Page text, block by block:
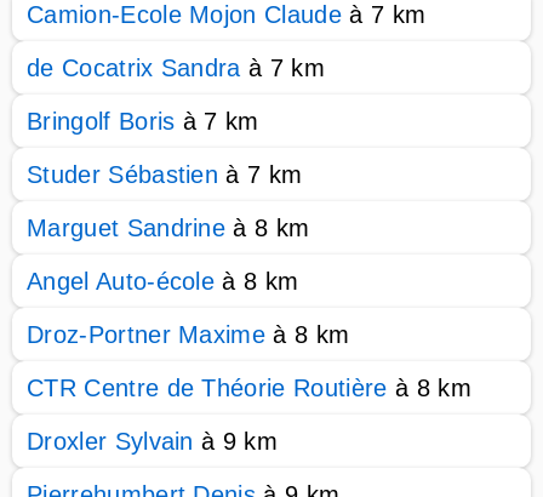
Camion-Ecole Mojon Claude à 7 km
de Cocatrix Sandra à 7 km
Bringolf Boris à 7 km
Studer Sébastien à 7 km
Marguet Sandrine à 8 km
Angel Auto-école à 8 km
Droz-Portner Maxime à 8 km
CTR Centre de Théorie Routière à 8 km
Droxler Sylvain à 9 km